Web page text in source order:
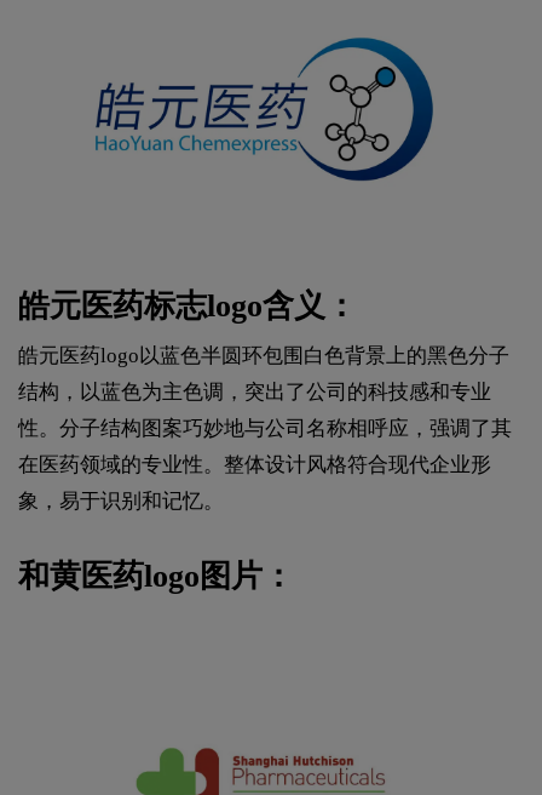
皓元医药标志logo含义：
皓元医药logo以蓝色半圆环包围白色背景上的黑色分子
结构，以蓝色为主色调，突出了公司的科技感和专业
性。分子结构图案巧妙地与公司名称相呼应，强调了其
在医药领域的专业性。整体设计风格符合现代企业形
象，易于识别和记忆。
和黄医药logo图片：